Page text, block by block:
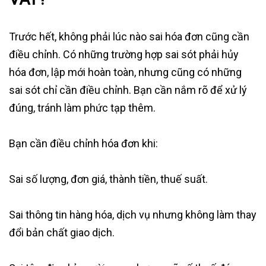
Trước hết, không phải lúc nào sai hóa đơn cũng cần
điều chỉnh. Có những trường hợp sai sót phải hủy
hóa đơn, lập mới hoàn toàn, nhưng cũng có những
sai sót chỉ cần điều chỉnh. Bạn cần nắm rõ để xử lý
đúng, tránh làm phức tạp thêm.
Bạn cần điều chỉnh hóa đơn khi:
Sai số lượng, đơn giá, thành tiền, thuế suất.
Sai thông tin hàng hóa, dịch vụ nhưng không làm thay
đổi bản chất giao dịch.